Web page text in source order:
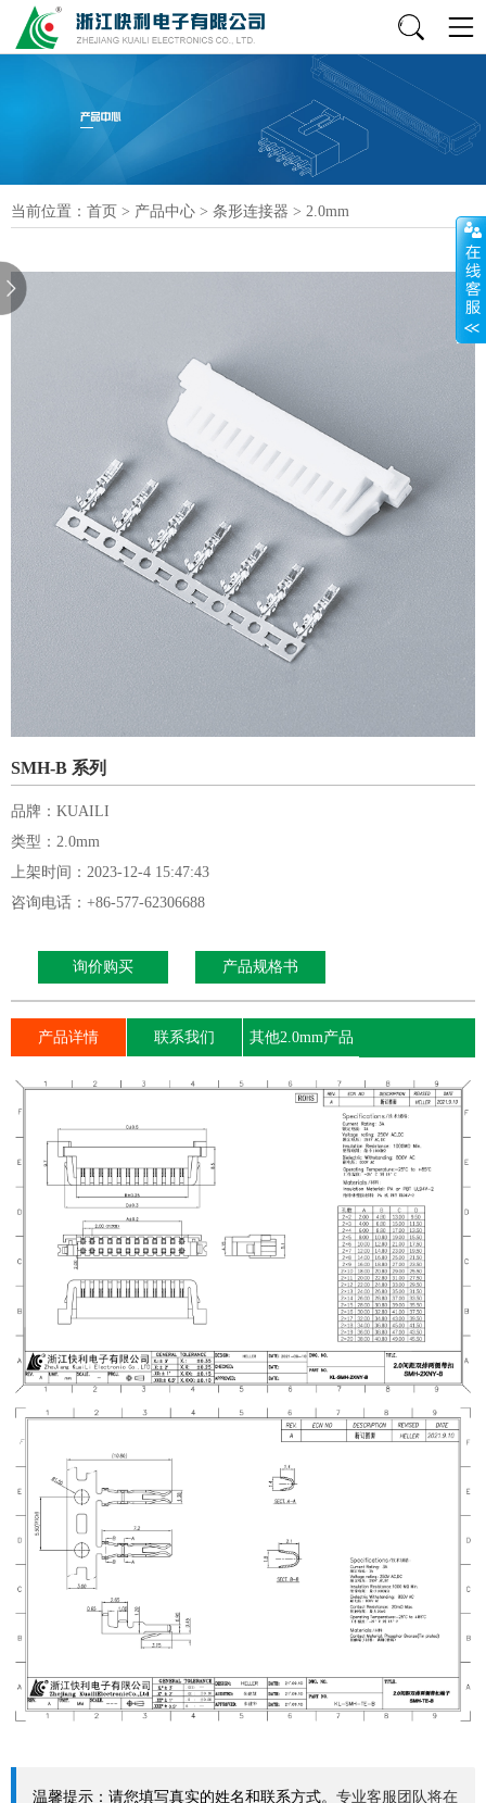
当前位置： 首页 > 产品中心 > 条形连接器 > 2.0mm
SMH-B 系列
品牌：KUAILI
类型：2.0mm
上架时间：2023-12-4 15:47:43
咨询电话：+86-577-62306688
询价购买 产品规格书
产品详情 联系我们 其他2.0mm产品